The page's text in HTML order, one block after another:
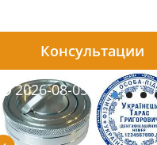
08-0508-04
Консультации
2026-08-05
2026-07-30